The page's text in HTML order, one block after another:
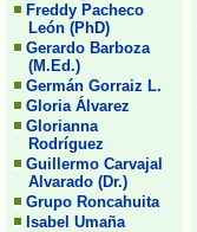
Freddy Pacheco
León (PhD)
Gerardo Barboza
(M.Ed.)
Germán Gorraiz L.
Gloria Álvarez
Glorianna
Rodríguez
Guillermo Carvajal
Alvarado (Dr.)
Grupo Roncahuita
Isabel Umaña